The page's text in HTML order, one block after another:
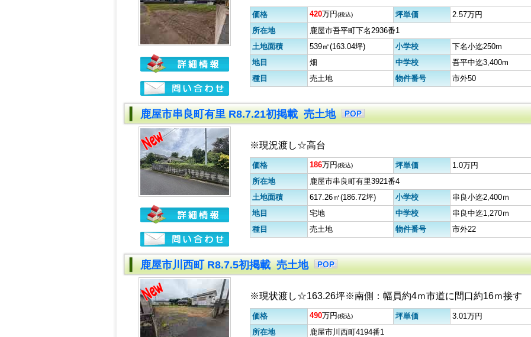
価格 420万円(税込) 坪単価
2.57万円
所在地
鹿屋市吾平町下名2936番1
土地面積
539㎡(163.04坪) 小学校
下名小迄250m
地目
畑 中学校
吾平中迄3,400m
種目
売土地 物件番号 市外50
鹿屋市串良町有里 R8.7.21初掲載 売土地
※現況渡し☆高台
価格 186万円(税込) 坪単価
1.0万円
所在地
鹿屋市串良町有里3921番4
土地面積
617.26㎡(186.72坪) 小学校
串良小迄2,400ｍ
地目
宅地 中学校
串良中迄1,270ｍ
種目
売土地 物件番号 市外22
鹿屋市川西町 R8.7.5初掲載 売土地
※現状渡し☆163.26坪※南側：幅員約4ｍ市道に間口約16ｍ接す
価格 490万円(税込) 坪単価
3.01万円
所在地
鹿屋市川西町4194番1